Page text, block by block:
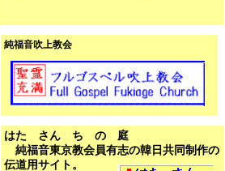
はた さん ち の 庭
純福音東京教会員有志の韓日共同制作の
伝道用サイト。
純福音吹上教会